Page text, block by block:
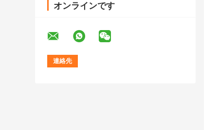
オンラインです